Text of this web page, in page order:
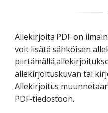
Allekirjoita PDF on
voit lisätä sähköisen
piirtämällä
allekirjoituskuvan tai
Allekirjoitus
PDF‑tiedostoon.